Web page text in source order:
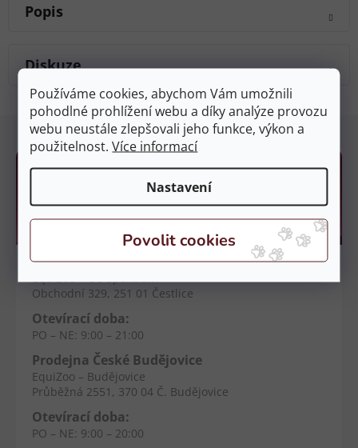
Používáme cookies, abychom Vám umožnili
pohodlné prohlížení webu a díky analýze provozu
webu neustále zlepšovali jeho funkce, výkon a
použitelnost.Více informací
Nastavení
Popis
Diskuze
Kamenné prodejny
Prodejna Čestlice
Obchodní 329, 251 01 Čestlice
Otevírací doba:
PO – NE: 9:00 – 21:00
Prodejna České Budějovice
EquiZoo – Budějovice
Průběžná 2551, 370 04 Č. Budějovice
Otevírací doba:
PO – NE: 9:00 – 20:00